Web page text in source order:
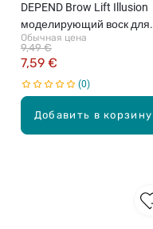
Добавить в корзину
DEPEND Brow Lift Illusion
моделирующий воск для
бровей, Taupe, 5г
Обычная цена
7,59 €
9,49 €
0